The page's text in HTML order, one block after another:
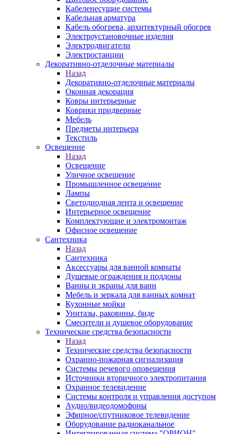
Кабеленесущие системы
Кабельная арматура
Кабель обогрева, архитектурный обогрев
Электроустановочные изделия
Электродвигатели
Электростанции
Декоративно-отделочные материалы
Назад
Декоративно-отделочные материалы
Оконная декорация
Ковры интерьерные
Коврики придверные
Мебель
Предметы интерьера
Текстиль
Освещение
Назад
Освещение
Уличное освещение
Промышленное освещение
Лампы
Светодиодная лента и освещение
Интерьерное освещение
Комплектующие и электромонтаж
Офисное освещение
Сантехника
Назад
Сантехника
Аксессуары для ванной комнаты
Душевые ограждения и поддоны
Ванны и экраны для ванн
Мебель и зеркала для ванных комнат
Кухонные мойки
Унитазы, раковины, биде
Смесители и душевое оборудование
Технические средства безопасности
Назад
Технические средства безопасности
Охранно-пожарная сигнализация
Системы речевого оповещения
Источники вторичного электропитания
Охранное телевидение
Системы контроля и управления доступом
Аудио/видеодомофоны
Эфирное/спутниковое телевидение
Оборудование радиоканальное